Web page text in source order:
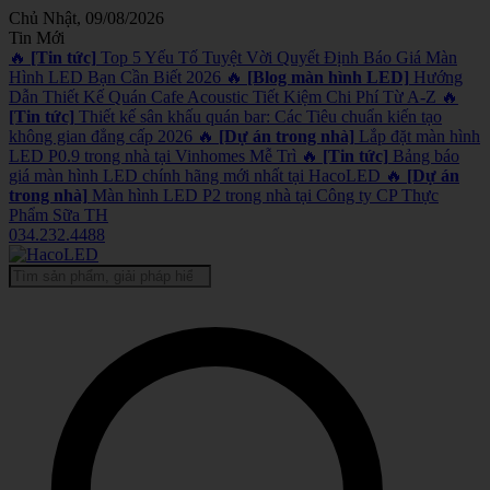
Chủ Nhật, 09/08/2026
Tin Mới
🔥 [Tin tức] Top 5 Yếu Tố Tuyệt Vời Quyết Định Báo Giá Màn
Hình LED Bạn Cần Biết 2026 🔥 [Blog màn hình LED] Hướng
Dẫn Thiết Kế Quán Cafe Acoustic Tiết Kiệm Chi Phí Từ A-Z 🔥
[Tin tức] Thiết kế sân khấu quán bar: Các Tiêu chuẩn kiến tạo
không gian đẳng cấp 2026 🔥 [Dự án trong nhà] Lắp đặt màn hình
LED P0.9 trong nhà tại Vinhomes Mễ Trì 🔥 [Tin tức] Bảng báo
giá màn hình LED chính hãng mới nhất tại HacoLED 🔥 [Dự án
trong nhà] Màn hình LED P2 trong nhà tại Công ty CP Thực
Phẩm Sữa TH
034.232.4488